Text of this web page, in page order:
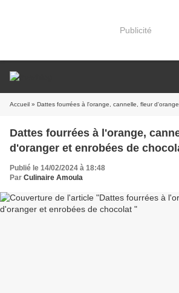
Publicité
Accueil » Dattes fourrées à l'orange, cannelle, fleur
Dattes fourrées à l'orange,
d'oranger et enrobées de
Publié le 14/02/2024 à 18:48
Par Culinaire Amoula